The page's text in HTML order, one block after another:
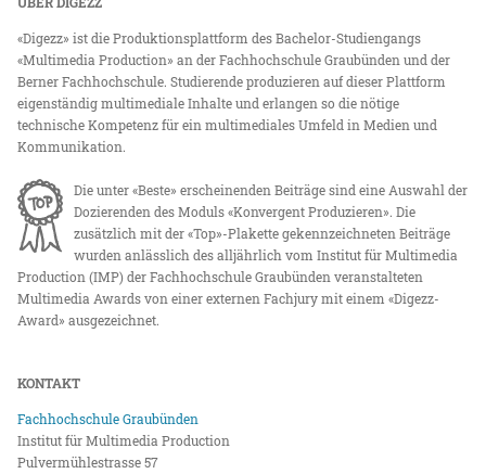
«Digezz» ist die Produktionsplattform des Bachelor-Studiengangs
«Multimedia Production» an der Fachhochschule Graubünden und der
Berner Fachhochschule. Studierende produzieren auf dieser Plattform
eigenständig multimediale Inhalte und erlangen so die nötige
technische Kompetenz für ein multimediales Umfeld in Medien und
Kommunikation.
Die unter «Beste» erscheinenden Beiträge sind eine Auswahl der
Dozierenden des Moduls «Konvergent Produzieren». Die
zusätzlich mit der «Top»-Plakette gekennzeichneten Beiträge
wurden anlässlich des alljährlich vom Institut für Multimedia
Production (IMP) der Fachhochschule Graubünden veranstalteten
Multimedia Awards von einer externen Fachjury mit einem «Digezz-
Award» ausgezeichnet.
KONTAKT
Fachhochschule Graubünden
Institut für Multimedia Production
Pulvermühlestrasse 57